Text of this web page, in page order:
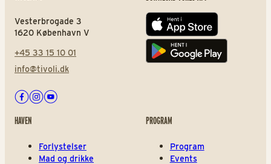
Vesterbrogade 3
1620 København V
+45 33 15 10 01
info@tivoli.dk
Facebook
Instagram
Youtube
App store
Play store
HAVEN
Forlystelser
Mad og drikke
PROGRAM
Program
Events